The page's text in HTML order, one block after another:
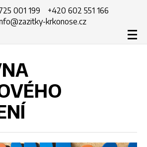
001 199
+420 602 551 166
krkonose.cz